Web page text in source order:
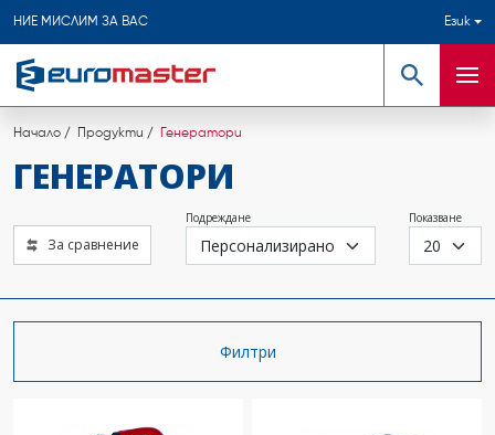
НИЕ МИСЛИМ ЗА ВАС Език
Търсене
Начало Продукти Генератори
ГЕНЕРАТОРИ
За сравнение
Подреждане Показване
Филтри